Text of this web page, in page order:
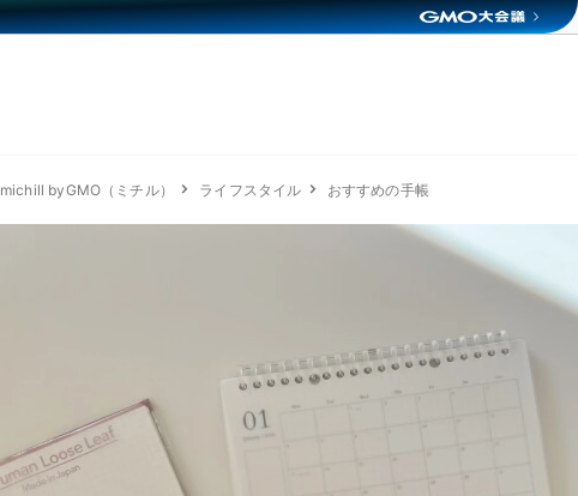
michill byGMO（ミチル） ライフスタイル おすすめの手帳